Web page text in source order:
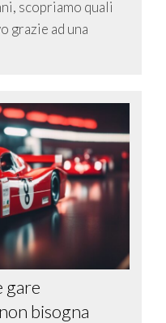
scopriamo quali
grazie ad una
gare
bisogna